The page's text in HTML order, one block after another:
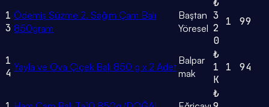
1
3
Ödemiş Süzme 2. Sağım Çam Balı
850gram
Baştan
Yöresel
₺
3
2
0
1 99
1
4 Yayla ve Ova Çiçek Balı 850 g x 2 Adet
Balpar
mak
₺
1
K
1 94
₺